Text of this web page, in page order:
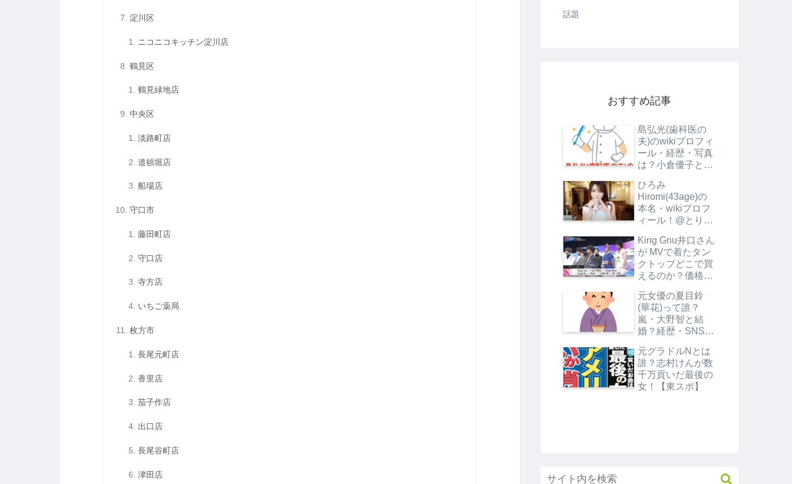
淀川区
ニコニコキッチン淀川店
鶴見区
鶴見緑地店
中央区
淡路町店
道頓堀店
船場店
守口市
藤田町店
守口店
寺方店
いちご薬局
枚方市
長尾元町店
香里店
茄子作店
出口店
長尾谷町店
津田店
話題
おすすめ記事
島弘光(歯科医の
夫)のwikiプロフィ
ール・経歴・写真
は？小倉優子と別
ひろみ
Hiromi(43age)の
本名・wikiプロフ
ィール！@とりご
係は？
King Gnu井口さん
が MVで着たタン
クトップどこで買
えるのか？価格も
元女優の夏目鈴
(華花)って誰？
嵐・大野智と結
婚？経歴・SNS・
タMEGA】
元グラドルNとは
誰？志村けんが数
千万貢いだ最後の
女！【東スポ】